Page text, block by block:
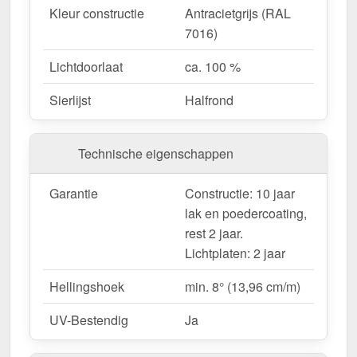
lange termijn.
Ideaal voor de volgende toepassingen:
Terrassen & zithoeken – Bescherming tegen
zon en regen voor gezellige buitenruimtes.
Gastronomie & Hotels– Hoogwaardige
dakbedekking voor buiten & klantencomfort.
Carports & parkeerplaatsen– Betrouwbare
bescherming voor voertuigen & fietsen.
Tuinhuisjes & pergola's– Pavillons und
Nieuwe gebouwen & renovaties– Flexibele
oplossing voor nieuwe en bestaande gebouwen.
Productie op maat & efficiënte montage
De terrasoverkapping is verkrijgbaar in
Kleur constructie
Antracietgrijs (RAL
7016)
Lichtdoorlaat
ca. 100 %
Sierlijst
Halfrond
Technische eigenschappen
Garantie
Constructie: 10 jaar
lak en poedercoating,
rest 2 jaar.
Lichtplaten: 2 jaar
Hellingshoek
min. 8° (13,96 cm/m)
UV-Bestendig
Ja